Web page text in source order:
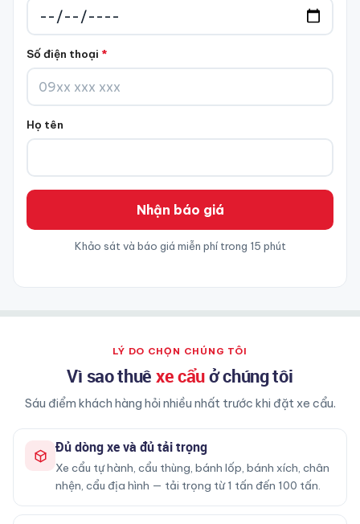
Số điện thoại *
Họ tên
Khảo sát và báo giá miễn phí trong 15 phút
LÝ DO CHỌN CHÚNG TÔI
Vì sao thuê xe cẩuở chúng tôi
Sáu điểm khách hàng hỏi nhiều nhất trước khi đặt xe cẩu.
Đủ dòng xe và đủ tải trọng
Xe cẩu tự hành, cẩu thùng, bánh lốp, bánh xích, chân
nhện, cẩu địa hình — tải trọng từ 1 tấn đến 100 tấn.